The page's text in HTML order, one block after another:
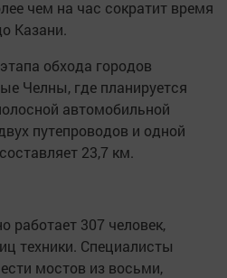
чем на час сократит время
Казани.
обхода городов
Челны, где планируется
автомобильной
путепроводов и одной
23,7 км.
работает 307 человек,
техники. Специалисты
мостов из восьми,